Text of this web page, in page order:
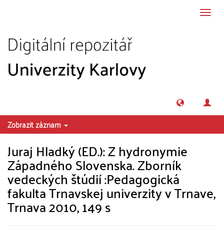
Zobrazit záznam
Juraj Hladký (ED.): Z hydronymie
Západného Slovenska. Zborník
vedeckých štúdií :Pedagogická
fakulta Trnavskej univerzity v Trnave,
Trnava 2010, 149 s